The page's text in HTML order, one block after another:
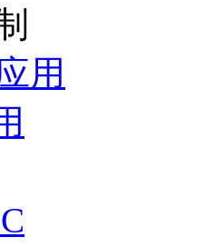
用